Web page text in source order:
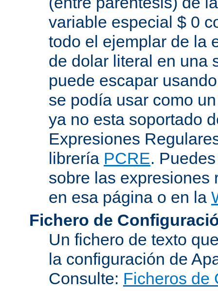
variable especial $ 0
todo el ejemplar de la
de dolar literal en una
puede escapar
se podía usar como
ya no esta soportado
Expresiones
librería PCRE.
sobre las expresiones
en esa página o en la
Fichero de
Un fichero de texto
la configuración de
Consulte: Ficheros de